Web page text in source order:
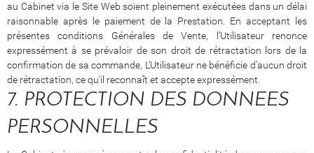
au Cabinet via le Site Web soient pleinement exécutées dans un délai
raisonnable après le paiement de la Prestation. En acceptant les
présentes conditions Générales de Vente, l’Utilisateur renonce
expressément à se prévaloir de son droit de rétractation lors de la
confirmation de sa commande, L’Utilisateur ne bénéficie d’aucun droit
de rétractation, ce qu’il reconnaît et accepte expressément.
7. PROTECTION DES DONNEES
PERSONNELLES